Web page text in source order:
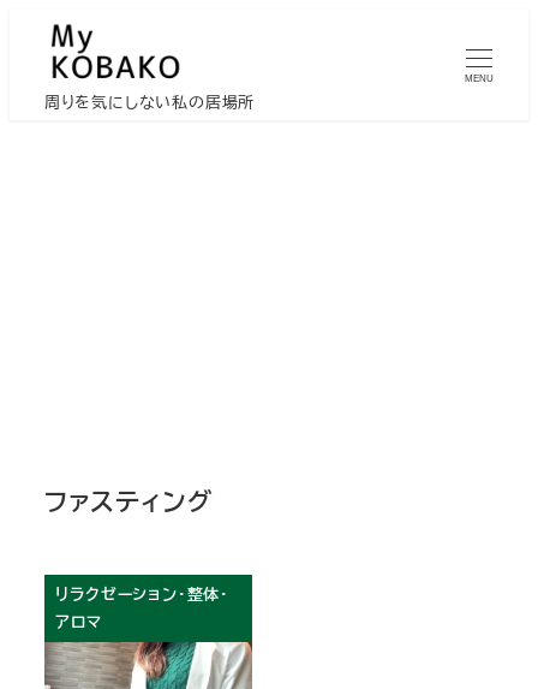
周りを気にしない私の居場所
MENU
ファスティング
リラクゼーション・整体・
アロマ